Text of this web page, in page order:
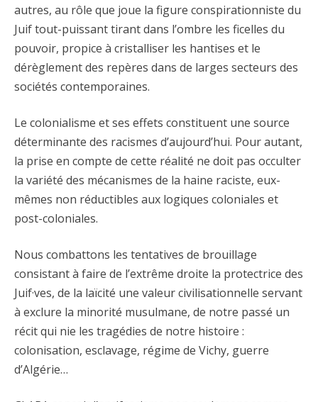
autres, au rôle que joue la figure conspirationniste du
Juif tout-puissant tirant dans l’ombre les ficelles du
pouvoir, propice à cristalliser les hantises et le
dérèglement des repères dans de larges secteurs des
sociétés contemporaines.
Le colonialisme et ses effets constituent une source
déterminante des racismes d’aujourd’hui. Pour autant,
la prise en compte de cette réalité ne doit pas occulter
la variété des mécanismes de la haine raciste, eux-
mêmes non réductibles aux logiques coloniales et
post-coloniales.
Nous combattons les tentatives de brouillage
consistant à faire de l’extrême droite la protectrice des
Juif·ves, de la laïcité une valeur civilisationnelle servant
à exclure la minorité musulmane, de notre passé un
récit qui nie les tragédies de notre histoire :
colonisation, esclavage, régime de Vichy, guerre
d’Algérie…